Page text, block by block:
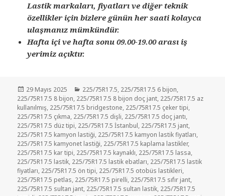
Lastik markaları, fiyatları ve diğer teknik
özellikler için bizlere günün her saati kolayca
ulaşmanız mümkündür.
Hafta içi ve hafta sonu 09.00-19.00 arası iş
yerimiz açıktır.
Yayın
tarihi
29 Mayıs 2025 Kategoriler
225/75R17.5, 225/75R17.5 6 bijon,
225/75R17.5 8 bijon, 225/75R17.5 8 bijon doç jant, 225/75R17.5 az
kullanılmış, 225/75R17.5 bridgestone, 225/75R17.5 çeker tipi,
225/75R17.5 çıkma, 225/75R17.5 dişli, 225/75R17.5 doç jantı,
225/75R17.5 düz tipi, 225/75R17.5 İstanbul, 225/75R17.5 jant,
225/75R17.5 kamyon lastiği, 225/75R17.5 kamyon lastik fiyatları,
225/75R17.5 kamyonet lastiği, 225/75R17.5 kaplama lastikler,
225/75R17.5 kar tipi, 225/75R17.5 kaynaklı, 225/75R17.5 lassa,
225/75R17.5 lastik, 225/75R17.5 lastik ebatları, 225/75R17.5 lastik
fiyatları, 225/75R17.5 ön tipi, 225/75R17.5 otobüs lastikleri,
225/75R17.5 petlas, 225/75R17.5 pirelli, 225/75R17.5 sıfır jant,
225/75R17.5 sultan jant, 225/75R17.5 sultan lastik, 225/75R17.5